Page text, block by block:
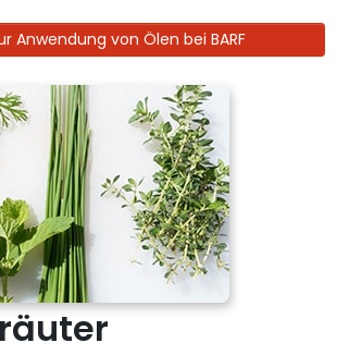
Anwendung von Ölen bei BARF